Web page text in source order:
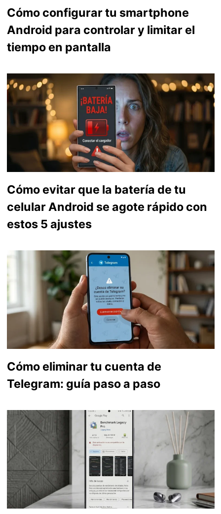
Cómo configurar tu smartphone
Android para controlar y limitar el
tiempo en pantalla
Cómo evitar que la batería de tu
celular Android se agote rápido con
estos 5 ajustes
Cómo eliminar tu cuenta de
Telegram: guía paso a paso